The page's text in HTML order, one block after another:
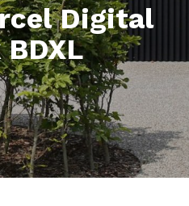
Digital